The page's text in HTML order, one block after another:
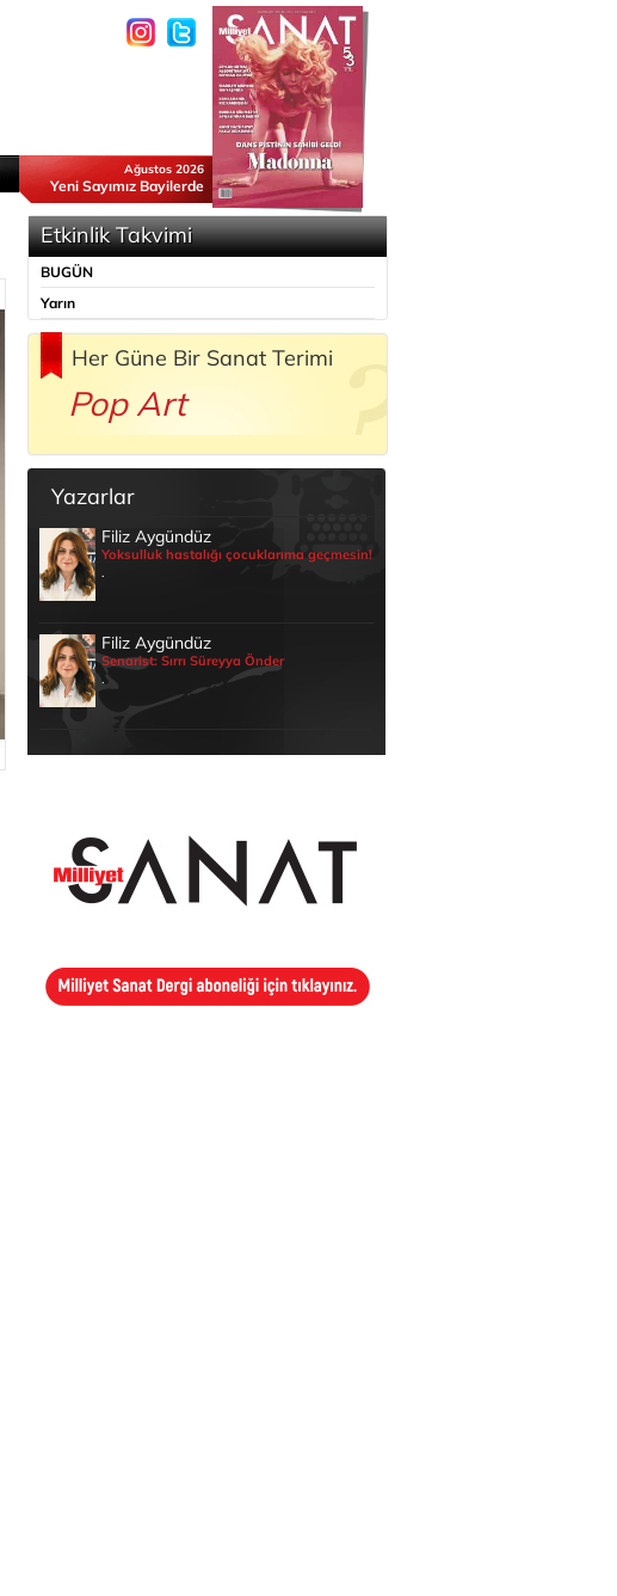
Ağustos 2026
Yeni Sayımız Bayilerde
Etkinlik Takvimi
BUGÜN
Yarın
Her Güne Bir Sanat Terimi
Pop Art
Yazarlar
Filiz Aygündüz
Yoksulluk hastalığı çocuklarıma geçmesin!
.
Filiz Aygündüz
Senarist: Sırrı Süreyya Önder
.